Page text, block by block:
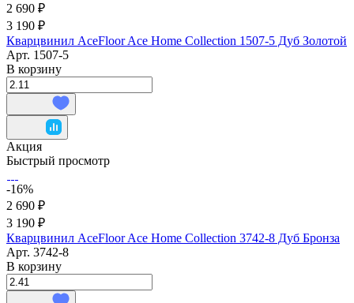
2 690 ₽
3 190 ₽
Кварцвинил AceFloor Ace Home Collection 1507-5 Дуб Золотой
Арт. 1507-5
В корзину
Акция
Быстрый просмотр
-16%
2 690 ₽
3 190 ₽
Кварцвинил AceFloor Ace Home Collection 3742-8 Дуб Бронза
Арт. 3742-8
В корзину